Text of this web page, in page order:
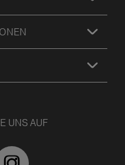
UNS AUF